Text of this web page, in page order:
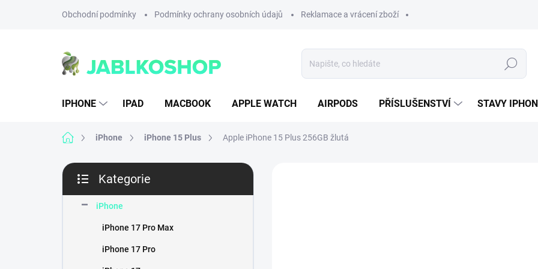
Obchodní podmínky Podmínky ochrany osobních údajů Reklamace a vrácení zboží
Hledat
IPHONE IPAD MACBOOK APPLE WATCH AIRPODS PŘÍSLUŠENSTVÍ STAVY
Domů iPhone iPhone 15 Plus Apple iPhone 15 Plus 256GB žlutá
P
s
kategorie
Kategorie
iPhone
iPhone 17 Pro Max
iPhone 17 Pro